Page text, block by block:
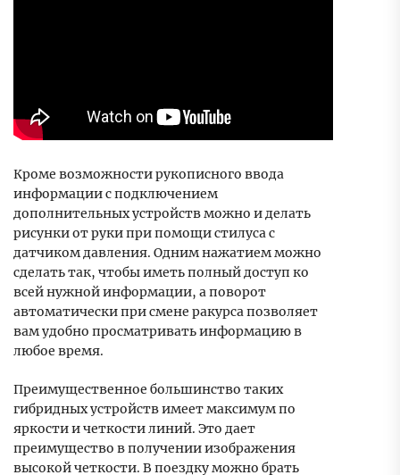
Кроме возможности рукописного ввода
информации с подключением
дополнительных устройств можно и делать
рисунки от руки при помощи стилуса с
датчиком давления. Одним нажатием можно
сделать так, чтобы иметь полный доступ ко
всей нужной информации, а поворот
автоматически при смене ракурса позволяет
вам удобно просматривать информацию в
любое время.
Преимущественное большинство таких
гибридных устройств имеет максимум по
яркости и четкости линий. Это дает
преимущество в получении изображения
высокой четкости. В поездку можно брать